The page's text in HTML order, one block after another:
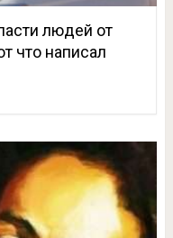
людей от
что написал